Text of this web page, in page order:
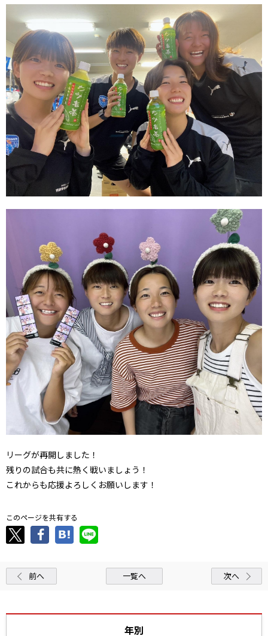
リーグが再開しました！
残りの試合も共に熱く戦いましょう！
これからも応援よろしくお願いします！
このページを共有する
前へ 一覧へ 次へ
年別